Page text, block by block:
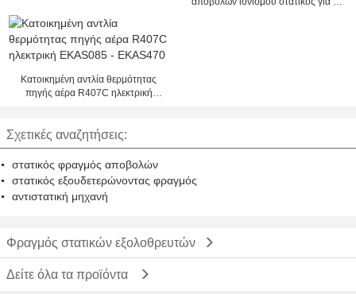
Κατοικημένη αντλία θερμότητας
πηγής αέρα R407C ηλεκτρική
Σχετικές αναζητήσεις:
στατικός φραγμός αποβολών
στατικός εξουδετερώνοντας φραγμός
αντιστατική μηχανή
Φραγμός στατικών εξολοθρευτών
Δείτε όλα τα προϊόντα